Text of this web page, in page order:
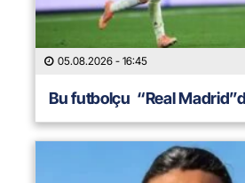
05.08.2026 - 16:45
Bu futbolçu “Real